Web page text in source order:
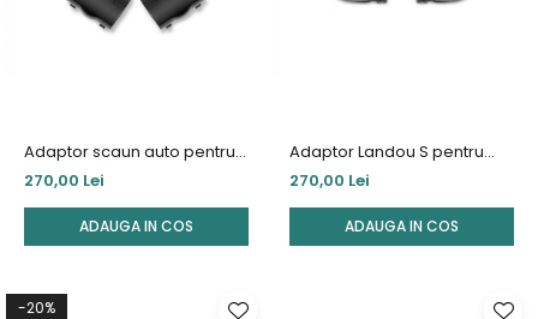
Adaptor scaun auto pentru
carucior Cybex Eezy S Line
270,00 Lei
ADAUGA IN COS
Adaptor Landou S pentru
carucior Cybex Eezy S Line
270,00 Lei
ADAUGA IN COS
-20%